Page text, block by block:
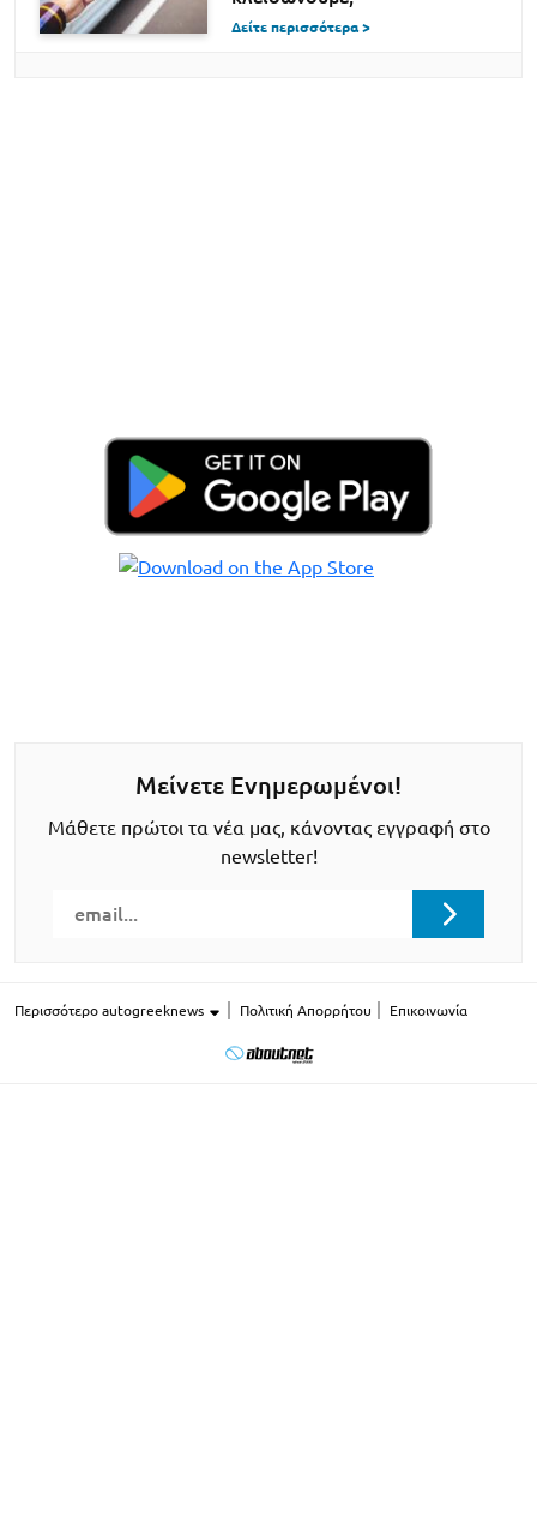
Δείτε περισσότερα >
Μείνετε Ενημερωμένοι!
Μάθετε πρώτοι τα νέα μας, κάνοντας εγγραφή στο
newsletter!
Περισσότερο autogreeknews Πολιτική Απορρήτου Επικοινωνία